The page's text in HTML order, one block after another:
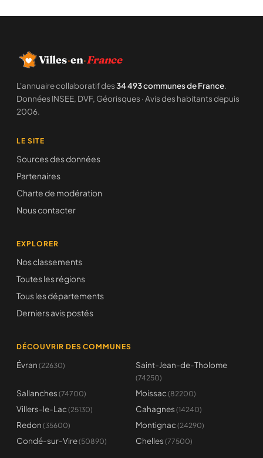
Villes·en·France
L'annuaire collaboratif des34 493 communes de France.
Données INSEE, DVF, Géorisques · Avis des habitants depuis
2006.
LE SITE
Sources des données
Partenaires
Charte de modération
Nous contacter
EXPLORER
Nos classements
Toutes les régions
Tous les départements
Derniers avis postés
DÉCOUVRIR DES COMMUNES
Évran (22630) Saint-Jean-de-Tholome
(74250)
Sallanches (74700) Moissac (82200)
Villers-le-Lac (25130) Cahagnes (14240)
Redon (35600) Montignac (24290)
Condé-sur-Vire(50890) Chelles (77500)